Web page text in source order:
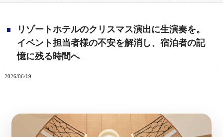
リゾートホテルのクリスマス演出に生演奏を。
イベント担当者様の不安を解消し、宿泊者の記
憶に残る時間へ
2026/06/19